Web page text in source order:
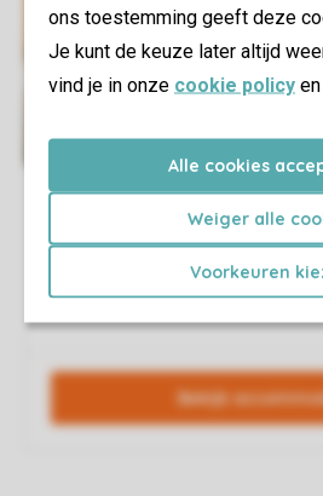
ons toestemming geeft deze
Je kunt de keuze later altijd
vind je in onze cookie policy en
Alle cookies
Weiger alle
Voorkeuren